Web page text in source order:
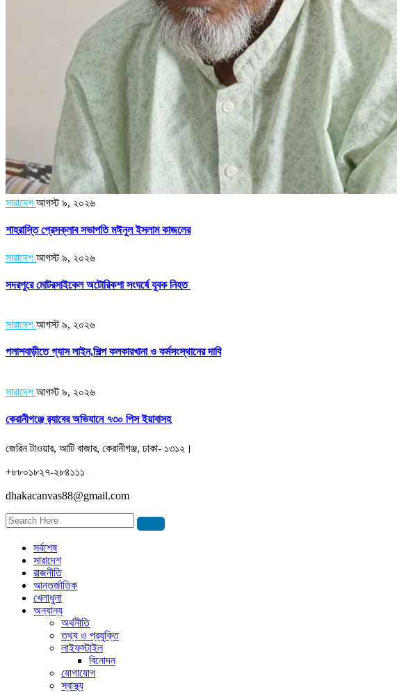
সারাদেশ আগস্ট ৯, ২০২৬
শাহরাস্তি প্রেসক্লাব সভাপতি মঈনুল ইসলাম কাজলের
সারাদেশ আগস্ট ৯, ২০২৬
সদরপুরে মোটরসাইকেল অটোরিকশা সংঘর্ষে যুবক নিহত
সারাদেশ আগস্ট ৯, ২০২৬
পলাশবাড়ীতে গ্যাস লাইন,শিল্প কলকারখানা ও কর্মসংস্থানের দাবি
সারাদেশ আগস্ট ৯, ২০২৬
কেরানীগঞ্জে র‍্যাবের অভিযানে ৭৩০ পিস ইয়াবাসহ
জেরিন টাওয়ার, আটি বাজার, কেরানীগঞ্জ, ঢাকা- ১৩১২।
+৮৮০১৮২৭-২৮৪১১১
dhakacanvas88@gmail.com
সর্বশেষ
সারাদেশ
রাজনীতি
আন্তর্জাতিক
খেলাধুলা
অন্যান্য
অর্থনীতি
তথ্য ও প্রযুক্তি
লাইফস্টাইল
বিনোদন
যোগাযোগ
স্বাস্থ্য